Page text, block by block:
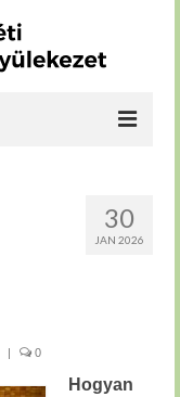
30
JAN 2026
| 0
Hogyan